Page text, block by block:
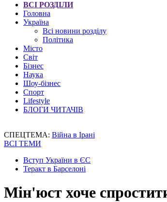
ВСІ РОЗДІЛИ
Головна
Україна
Всі новини розділу
Політика
Місто
Світ
Бізнес
Наука
Шоу-бізнес
Спорт
Lifestyle
БЛОГИ ЧИТАЧІВ
СПЕЦТЕМА: Війна в Ірані
ВСІ ТЕМИ
Вступ України в ЄС
Теракт в Барселоні
Мін'юст хоче